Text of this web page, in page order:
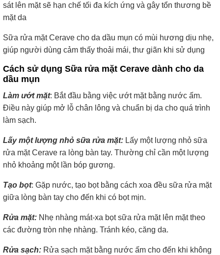
sát lên mặt sẽ hạn chế tối đa kích ứng và gây tổn thương bề
mặt da
Sữa rửa mặt Cerave cho da dầu mụn có mùi hương dịu nhẹ,
giúp người dùng cảm thấy thoải mái, thư giãn khi sử dụng
Cách sử dụng Sữa rửa mặt Cerave dành cho da
dầu mụn
Làm ướt mặt: Bắt đầu bằng việc ướt mặt bằng nước ấm.
Điều này giúp mở lỗ chân lông và chuẩn bị da cho quá trình
làm sạch.
Lấy một lượng nhỏ sữa rửa mặt: Lấy một lượng nhỏ sữa
rửa mặt Cerave ra lòng bàn tay. Thường chỉ cần một lượng
nhỏ khoảng một lần bóp gương.
Tạo bọt: Gặp nước, tạo bọt bằng cách xoa đều sữa rửa mặt
giữa lòng bàn tay cho đến khi có bọt mịn.
Rửa mặt: Nhẹ nhàng mát-xa bọt sữa rửa mặt lên mặt theo
các đường tròn nhẹ nhàng. Tránh kéo, căng da.
Rửa sạch: Rửa sạch mặt bằng nước ấm cho đến khi không